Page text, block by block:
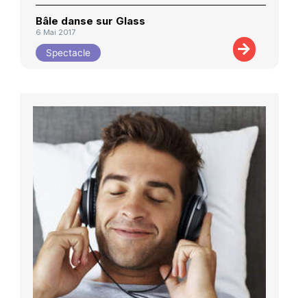
Bâle danse sur Glass
6 Mai 2017
Spectacle